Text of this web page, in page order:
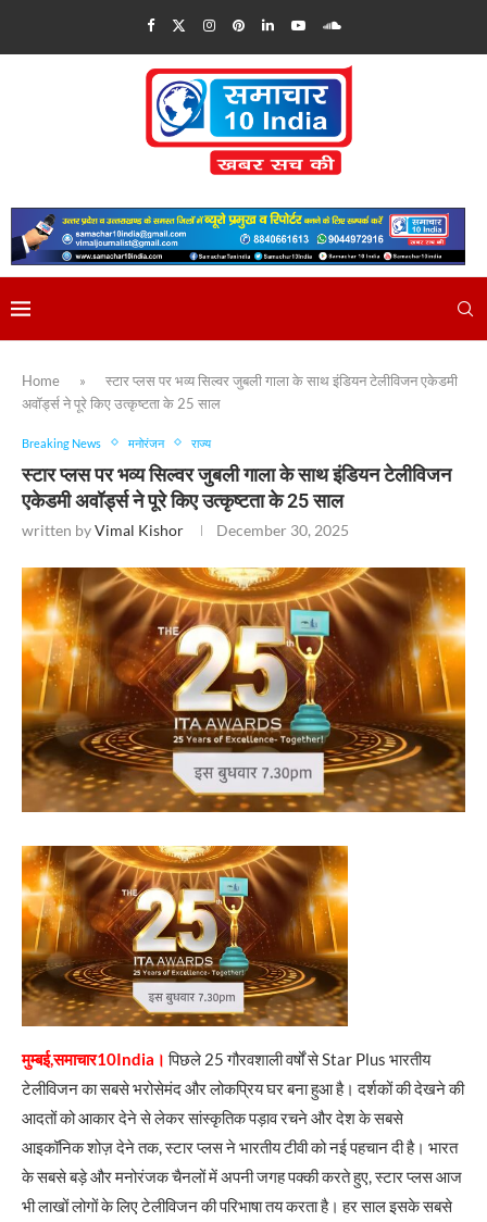
Home »
स्टार प्लस पर भव्य सिल्वर जुबली गाला के साथ इंडियन टेलीविजन एकेडमी
अवॉर्ड्स ने पूरे किए उत्कृष्टता के 25 साल
Breaking News मनोरंजन राज्य
स्टार प्लस पर भव्य सिल्वर जुबली गाला के साथ इंडियन टेलीविजन
एकेडमी अवॉर्ड्स ने पूरे किए उत्कृष्टता के 25 साल
written byVimal Kishor December 30, 2025
मुम्बई,समाचार10India। पिछले 25 गौरवशाली वर्षों से Star Plus भारतीय
टेलीविजन का सबसे भरोसेमंद और लोकप्रिय घर बना हुआ है। दर्शकों की देखने की
आदतों को आकार देने से लेकर सांस्कृतिक पड़ाव रचने और देश के सबसे
आइकॉनिक शोज़ देने तक, स्टार प्लस ने भारतीय टीवी को नई पहचान दी है। भारत
के सबसे बड़े और मनोरंजक चैनलों में अपनी जगह पक्की करते हुए, स्टार प्लस आज
भी लाखों लोगों के लिए टेलीविजन की परिभाषा तय करता है। हर साल इसके सबसे